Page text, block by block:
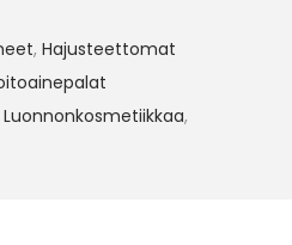
, Hajusteettomat
Luonnonkosmetiikkaa,